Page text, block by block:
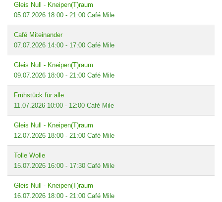
Gleis Null - Kneipen(T)raum
05.07.2026 18:00 - 21:00 Café Mile
Café Miteinander
07.07.2026 14:00 - 17:00 Café Mile
Gleis Null - Kneipen(T)raum
09.07.2026 18:00 - 21:00 Café Mile
Frühstück für alle
11.07.2026 10:00 - 12:00 Café Mile
Gleis Null - Kneipen(T)raum
12.07.2026 18:00 - 21:00 Café Mile
Tolle Wolle
15.07.2026 16:00 - 17:30 Café Mile
Gleis Null - Kneipen(T)raum
16.07.2026 18:00 - 21:00 Café Mile